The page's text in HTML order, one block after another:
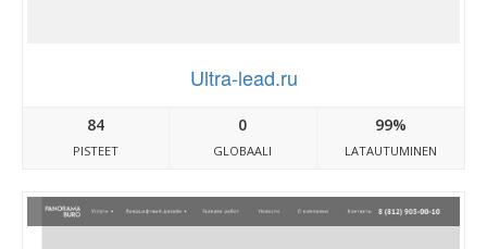
Ultra-lead.ru
84
PISTEET
0
GLOBAALI
99%
LATAUTUMINEN